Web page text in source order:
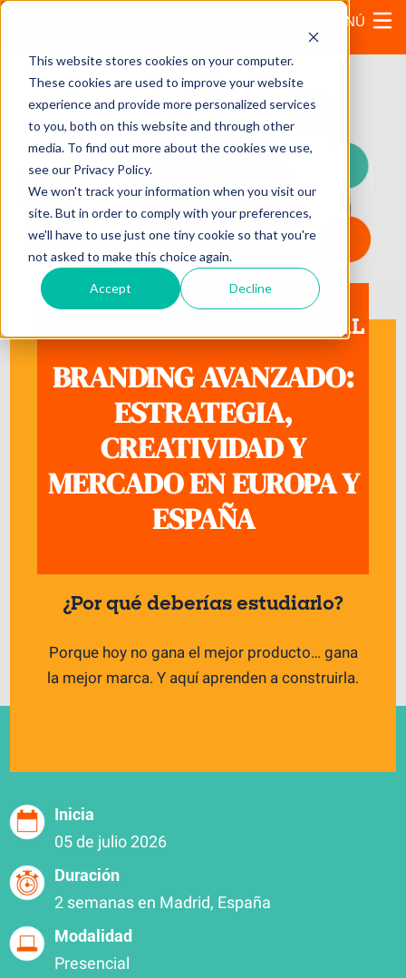
This website stores cookies on your computer.
These cookies are used to improve your website
experience and provide more personalized services
to you, both on this website and through other
media. To find out more about the cookies we use,
see our Privacy Policy.
We won't track your information when you visit our
site. But in order to comply with your preferences,
we'll have to use just one tiny cookie so that you're
not asked to make this choice again.
Accept Decline
MENÚ
PROGRAMA INTERNACIONAL
BRANDING AVANZADO:
ESTRATEGIA,
CREATIVIDAD Y
MERCADO EN EUROPA Y
ESPAÑA
¿Por qué deberías estudiarlo?
Porque hoy no gana el mejor producto… gana
la mejor marca. Y aquí aprenden a construirla.
Inicia
05 de julio 2026
Duración
2 semanas en Madrid, España
Modalidad
Presencial